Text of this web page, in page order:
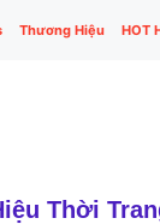
Thương Hiệu HOT
Thời